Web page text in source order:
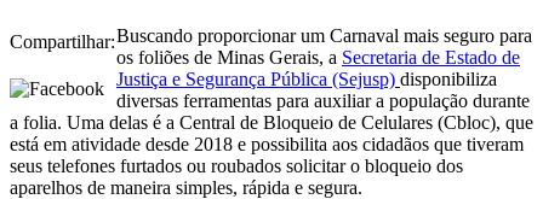
Compartilhar:Buscando proporcionar um Carnaval mais seguro para
os foliões de Minas Gerais, a Secretaria de Estado de
Justiça e Segurança Pública (Sejusp) disponibiliza
diversas ferramentas para auxiliar a população durante
a folia. Uma delas é a Central de Bloqueio de Celulares (Cbloc), que
está em atividade desde 2018 e possibilita aos cidadãos que tiveram
seus telefones furtados ou roubados solicitar o bloqueio dos
aparelhos de maneira simples, rápida e segura.